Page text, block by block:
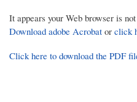
It appears your Web browser is
Download adobe Acrobat or click
Click here to download the PDF